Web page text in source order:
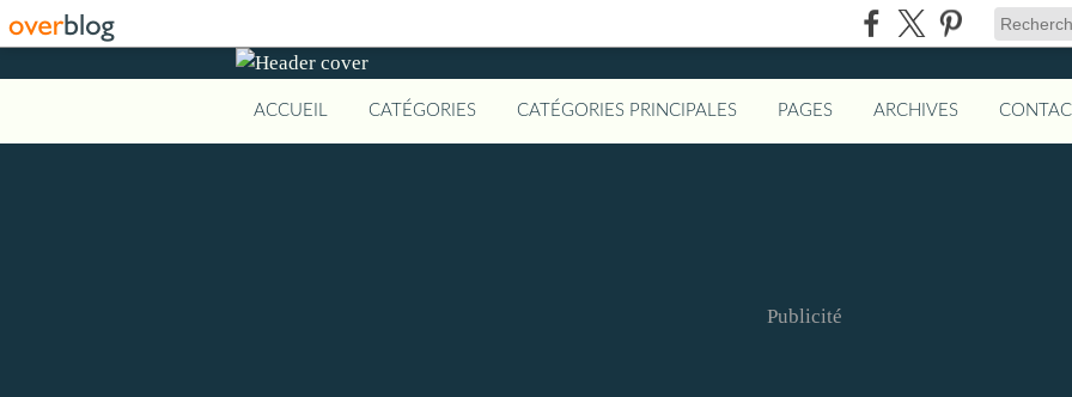
ACCUEIL CATÉGORIES CATÉGORIES PRINCIPALES PAGES ARCHIVES
Publicité